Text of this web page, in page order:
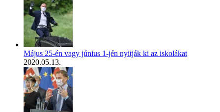
Május 25-én vagy június 1-jén nyitják ki az iskolákat
2020.05.13.